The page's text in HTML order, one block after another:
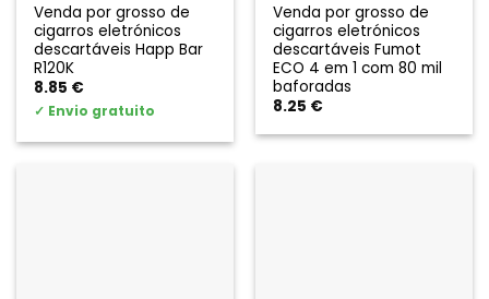
Venda por grosso de
cigarros eletrónicos
descartáveis Happ Bar
R120K
8.85 €
✓ Envio gratuito
Venda por grosso de
cigarros eletrónicos
descartáveis Fumot
ECO 4 em 1 com 80 mil
baforadas
8.25 €